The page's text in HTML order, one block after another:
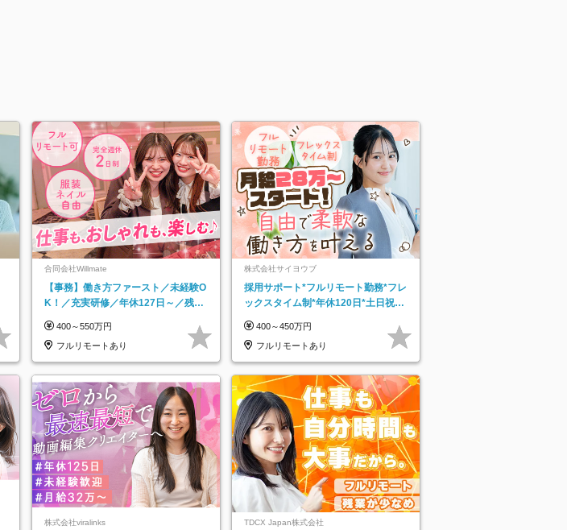
合同会社Willmate
【事務】働き方ファースト／未経験O
K！／充実研修／年休127日～／残業
400～550万円
フルリモートあり
株式会社サイヨウブ
採用サポート*フルリモート勤務*フレ
ックスタイム制*年休120日*土日祝休
400～450万円
フルリモートあり
株式会社viralinks TDCX Japan株式会社